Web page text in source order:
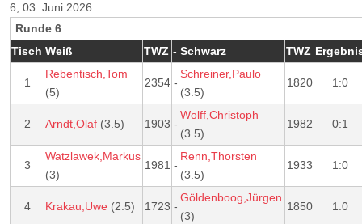
6, 03. Juni 2026
Runde 6
Tisch Weiß TWZ - Schwarz TWZ
1
Rebentisch,Tom
(5)
2354 -
Schreiner,Paulo
(3.5)
1820 1:0
2 Arndt,Olaf (3.5) 1903 -
Wolff,Christoph
(3.5)
1982 0:1
3
Watzlawek,Markus
(3)
1981 -
Renn,Thorsten
(3.5)
1933 1:0
4 Krakau,Uwe (2.5) 1723 -
Göldenboog,Jürgen
(3)
1850 1:0